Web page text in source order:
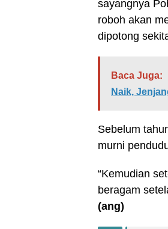
sayangnya
roboh akan
dipotong
Baca Juga:
Naik,
Sebelum
murni
“Kemudian
beragam
(ang)